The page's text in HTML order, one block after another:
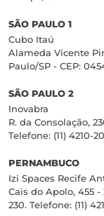
SÃO PAULO 1
Cubo Itaú
Alameda Vicente
Paulo/SP - CEP:
SÃO PAULO 2
Inovabra
R. da Consolação,
Telefone: (11) 4210-
PERNAMBUCO
Izi Spaces Recife
Cais do Apolo, 455 -
230. Telefone: (11)